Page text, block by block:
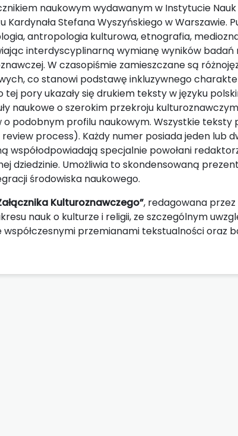
naukowym wydawanym w Instytucie Nauk
Stefana Wyszyńskiego w Warszawie.
antropologia kulturowa, etnografia,
interdyscyplinarną wymianę wyników badań
W czasopiśmie zamieszczane są
co stanowi podstawę inkluzywnego
pory ukazały się drukiem teksty w języku
naukowe o szerokim przekroju
podobnym profilu naukowym. Wszystkie teksty
process). Każdy numer posiada jeden lub
specjalnie powołani
dziedzinie. Umożliwia to skondensowaną
środowiska naukowego.
Kulturoznawczego”, redagowana przez
nauk o kulturze i religii, ze szczególnym
przemianami tekstualności oraz